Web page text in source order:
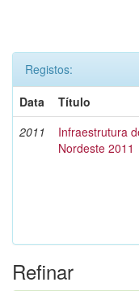
Registos:
Data
Título
2011
Infraestrutura
Nordeste 2011
Refinar